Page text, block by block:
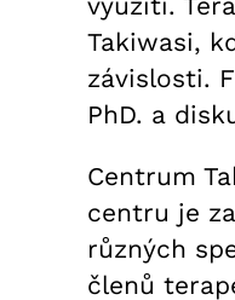
Takiwasi,
závislosti.
PhD. a
Centrum
centru je
různých
členů